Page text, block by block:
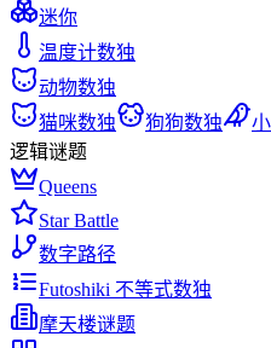
迷你
温度计数独
动物数独
猫咪数独
狗狗数独
逻辑谜题
Queens
Star Battle
数字路径
Futoshiki 不等式数独
摩天楼谜题